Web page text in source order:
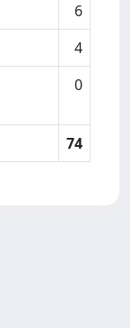
6
4
0
74